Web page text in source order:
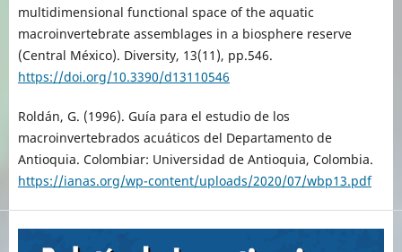
multidimensional functional space of the aquatic
macroinvertebrate assemblages in a biosphere reserve
(Central México). Diversity, 13(11), pp.546.
https://doi.org/10.3390/d13110546
Roldán, G. (1996). Guía para el estudio de los
macroinvertebrados acuáticos del Departamento de
Antioquia. Colombiar: Universidad de Antioquia, Colombia.
https://ianas.org/wp-content/uploads/2020/07/wbp13.pdf